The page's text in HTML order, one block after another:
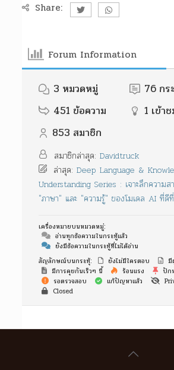
Share:
Forum Information
3 หมวดหมู่ 76 กร
451 ข้อความ 1 เข้า
853 สมาชิก
สมาชิกล่าสุด: Davidtruck
ล่าสุด: Deep Language &
Understanding Series : เจาะลึกความส
"ภาษา" และ "ความรู้" ของโมเดล AI ที่ดี
เครื่องหมายบนหมวดหมู่:
อ่านทุกข้อความในกระทู้แล้ว
ยังมีข้อความในกระทู้ที่ไม่ได้อ่าน
สัญลักษณ์บนกระทุ้:
ยังไม่มีใครตอบ
มี
มีการคุยกันเร็วๆ นี้
ร้อนแรง
ปัก
รอตรวจสอบ
แก้ปัญหาแล้ว
Closed